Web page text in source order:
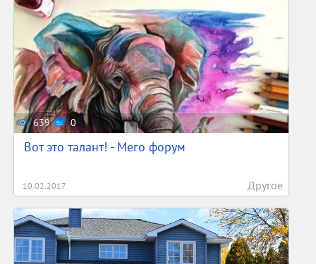
639 0
Вот это талант! - Мего форум
10.02.2017 Другое